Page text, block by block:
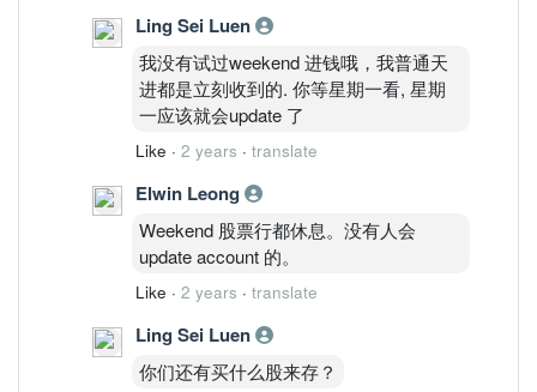
Ling Sei Luen
我没有试过weekend 进钱哦，我普通天
进都是立刻收到的. 你等星期一看, 星期
一应该就会update 了
Like · 2 years · translate
Elwin Leong
Weekend 股票行都休息。没有人会
update account 的。
Like · 2 years · translate
Ling Sei Luen
你们还有买什么股来存？